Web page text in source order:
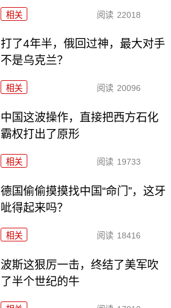
相关 阅读 22018
打了4年半，俄回过神，最大对手
不是乌克兰？
相关 阅读 20096
中国这波操作，直接把西方石化
霸权打出了原形
相关 阅读 19733
德国偷偷摸摸找中国“命门”，这牙
呲得起来吗？
相关 阅读 18416
波斯这狠厉一击，终结了美军吹
了半个世纪的牛